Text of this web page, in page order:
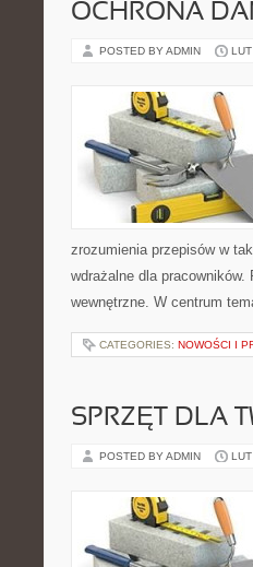
OCHRONA
POSTED BY ADMIN
zrozumienia przepisów w
wdrażalne dla
wewnętrzne. W centrum
CATEGORIES: NOWOŚCI I
SPRZĘT DLA
POSTED BY ADMIN